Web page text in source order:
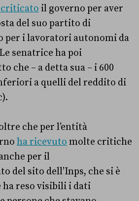
criticato il governo per aver
del suo partito di
per i lavoratori autonomi da
senatrice ha poi
che – a detta sua – i 600
a quelli del reddito di
che per l’entità
ha ricevuto molte critiche
per il
del sito dell’Inps, che si è
ha reso visibili i dati